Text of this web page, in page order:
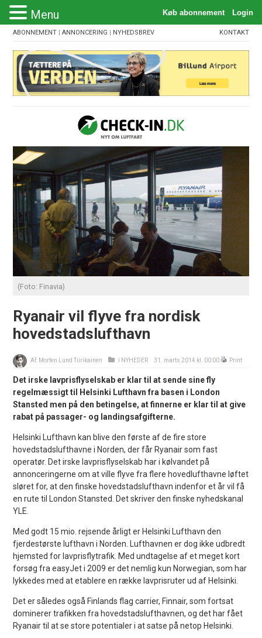
ABONNEMENT |ANNONCERING | NYHEDSBREV KONTAKT
(Foto: Finavia)
Ryanair vil flyve fra nordisk
hovedstadslufthavn
Af: Morten Lund Tiirikainen i NYHEDER 31. marts 2014 kl. 00:00 Print
Det irske lavprisflyselskab er klar til at sende sine fly
regelmæssigt til Helsinki Lufthavn fra basen i London
Stansted men på den betingelse, at finnerne er klar til at give
rabat på passager- og landingsafgifterne.
Helsinki Lufthavn kan blive den første af de fire store
hovedstadslufthavne i Norden, der får Ryanair som fast
operatør. Det irske lavprisflyselskab har i kølvandet på
annonceringerne om at ville flyve fra flere hovedlufthavne løftet
sløret for, at den finske hovedstadslufthavn indenfor et år vil få
en rute til London Stansted. Det skriver den finske nyhedskanal
YLE.
Med godt 15 mio. rejsende årligt er Helsinki Lufthavn den
fjerdestørste lufthavn i Norden. Lufthavnen er dog ikke udbredt
hjemsted for lavprisflytrafik. Med undtagelse af et meget kort
forsøg fra easyJet i 2009 er det nemlig kun Norwegian, som har
lykkedes med at etablere en række lavprisruter ud af Helsinki.
Det er således også Finlands flag carrier, Finnair, som fortsat
dominerer trafikken fra hovedstadslufthavnen, og det har fået
Ryanair til at se store potentialer i at satse på netop Helsinki.
Menu